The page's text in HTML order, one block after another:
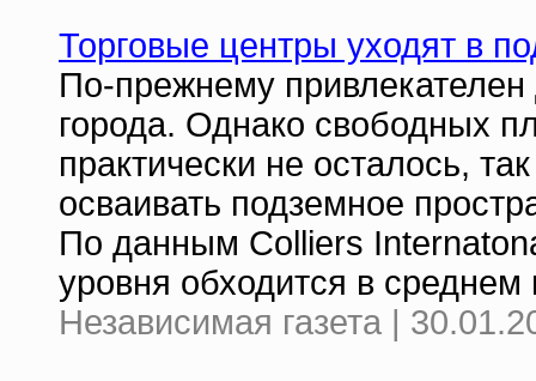
Торговые центры уходят в
По-прежнему привлекателен
города. Однако свободных
практически не осталось,
осваивать подземное
По данным Colliers
уровня обходится в
Независимая газета |